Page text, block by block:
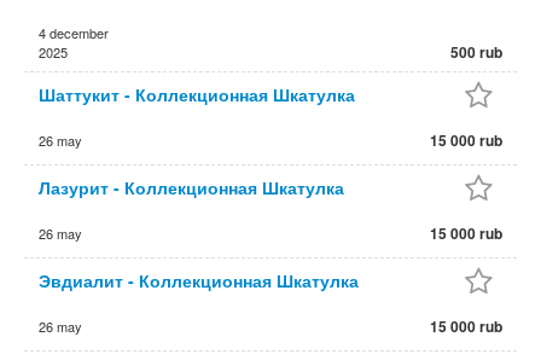
4 december
2025
500 rub
Шаттукит - Коллекционная Шкатулка
26 may 15 000 rub
Лазурит - Коллекционная Шкатулка
26 may 15 000 rub
Эвдиалит - Коллекционная Шкатулка
26 may 15 000 rub